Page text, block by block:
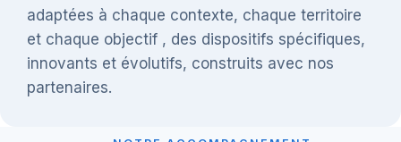
adaptées à chaque contexte, chaque territoire
et chaque objectif , des dispositifs spécifiques,
innovants et évolutifs, construits avec nos
partenaires.